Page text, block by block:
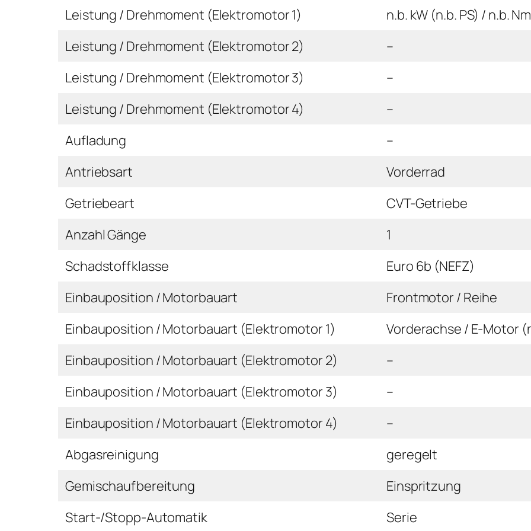
Leistung / Drehmoment (Elektromotor 1)
n.b. kW (n.b. PS) / n.b. Nm
Leistung / Drehmoment (Elektromotor 2)
–
Leistung / Drehmoment (Elektromotor 3)
–
Leistung / Drehmoment (Elektromotor 4)
–
Aufladung
–
Antriebsart
Vorderrad
Getriebeart
CVT-Getriebe
Anzahl Gänge
1
Schadstoffklasse
Euro 6b (NEFZ)
Einbauposition / Motorbauart
Frontmotor / Reihe
Einbauposition / Motorbauart (Elektromotor 1)
Vorderachse / E-Motor
Einbauposition / Motorbauart (Elektromotor 2)
–
Einbauposition / Motorbauart (Elektromotor 3)
–
Einbauposition / Motorbauart (Elektromotor 4)
–
Abgasreinigung
geregelt
Gemischaufbereitung
Einspritzung
Start-/Stopp-Automatik
Serie